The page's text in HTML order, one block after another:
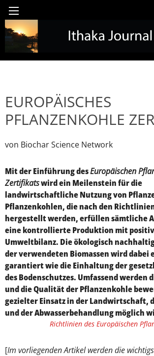
EUROPÄISCHES
PFLANZENKOHLE
von Biochar Science Network
Mit der Einführung desEuropäischen
Zertifikatswird ein Meilenstein für die
landwirtschaftliche Nutzung von
Pflanzenkohlen, die nach den
hergestellt werden, erfüllen sämtliche
eine kontrollierte Produktion mit
Umweltbilanz. Die ökologisch
der verwendeten Biomassen wird dabei
garantiert wie die Einhaltung der
des Bodenschutzes. Umfassend werden
und die Qualität der Pflanzenkohle
gezielter Einsatz in der Landwirtschaft,
und der Abwasserbehandlung möglich
Richtlinien des Europäischen
[Im vorliegenden Artikel werden die